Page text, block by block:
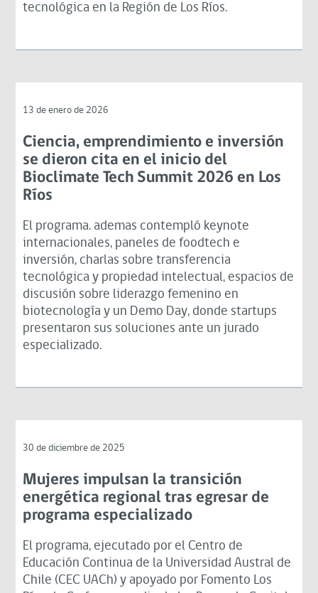
tecnológica en la Región de Los Ríos.
13 de enero de 2026
Ciencia, emprendimiento e inversión
se dieron cita en el inicio del
Bioclimate Tech Summit 2026 en Los
Ríos
El programa. ademas contempló keynote
internacionales, paneles de foodtech e
inversión, charlas sobre transferencia
tecnológica y propiedad intelectual, espacios de
discusión sobre liderazgo femenino en
biotecnología y un Demo Day, donde startups
presentaron sus soluciones ante un jurado
especializado.
30 de diciembre de 2025
Mujeres impulsan la transición
energética regional tras egresar de
programa especializado
El programa, ejecutado por el Centro de
Educación Continua de la Universidad Austral de
Chile (CEC UACh) y apoyado por Fomento Los